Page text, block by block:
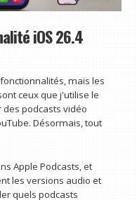
iOS 26.4
mais les
ceux que j'utilise le
podcasts vidéo
Désormais, tout
Apple Podcasts, et
les versions audio et
quels podcasts